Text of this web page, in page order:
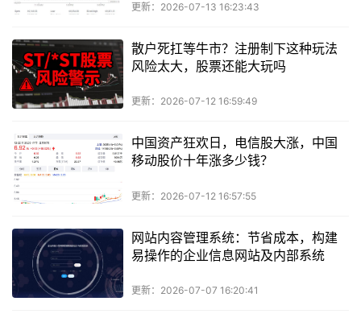
更新：2026-07-13 16:23:43
散户死扛等牛市？注册制下这种玩法
风险太大，股票还能大玩吗
更新：2026-07-12 16:59:49
中国资产狂欢日，电信股大涨，中国
移动股价十年涨多少钱？
更新：2026-07-12 16:57:55
网站内容管理系统：节省成本，构建
易操作的企业信息网站及内部系统
更新：2026-07-07 16:20:41